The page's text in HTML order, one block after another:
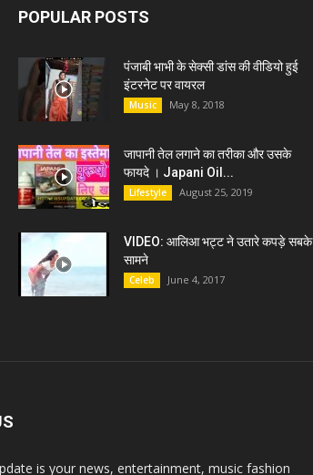
POPULAR POSTS
पंजाबी भाभी के सेक्सी डांस की वीडियो हुई
इंटरनेट पर वायरल
Music May 8, 2018
जापानी तेल लगाने का तरीका और उसके
फायदे । Japani Oil...
Lifestyle August 25, 2019
VIDEO: आलिआ भट्ट ने उतारे कपड़े सबके
सामने
Celeb June 4, 2017
is your news, entertainment, music fashion